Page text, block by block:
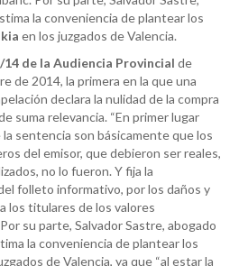
la conveniencia de plantear los
en los juzgados de Valencia.
de la Audiencia Provincial de
de 2014, la primera en la que una
declara la nulidad de la compra
suma relevancia. “En primer lugar
sentencia son básicamente que los
del emisor, que debieron ser reales,
no lo fueron. Y fija la
folleto informativo, por los daños y
los titulares de los valores
su parte, Salvador Sastre, abogado
la conveniencia de plantear los
de Valencia, ya que “al estar la